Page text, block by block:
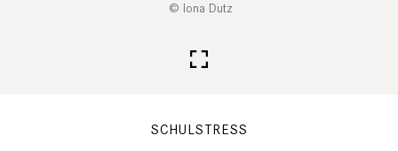
Iona Dutz
SCHULSTRESS